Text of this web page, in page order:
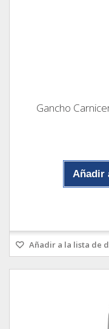
Gancho
Añadir
Añadir a la lista de